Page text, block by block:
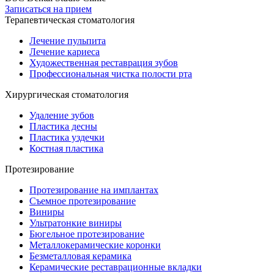
Записаться на прием
Терапевтическая стоматология
Лечение пульпита
Лечение кариеса
Художественная реставрация зубов
Профессиональная чистка полости рта
Хирургическая стоматология
Удаление зубов
Пластика десны
Пластика уздечки
Костная пластика
Протезирование
Протезирование на имплантах
Съемное протезирование
Виниры
Ультратонкие виниры
Бюгельное протезирование
Металлокерамические коронки
Безметалловая керамика
Керамические реставрационные вкладки